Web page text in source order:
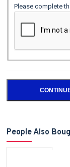
Please complete
People Also